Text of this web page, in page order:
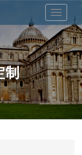
制